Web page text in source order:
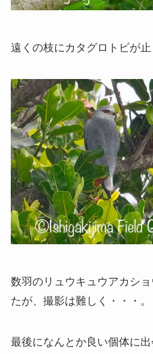
遠くの枝にカタグロトビが止
数羽のリュウキュウアカシ
たが、撮影は難しく・・・。
最後になんとか良い個体に